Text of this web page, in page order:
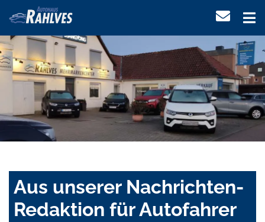
Aus unserer Nachrichten-
Redaktion für Autofahrer